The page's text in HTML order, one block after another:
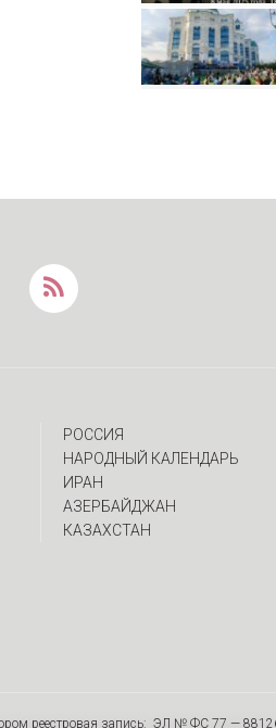
РОССИЯ
НАРОДНЫЙ КАЛЕНДАРЬ
ИРАН
АЗЕРБАЙДЖАН
КАЗАХСТАН
реестровая запись: ЭЛ № ФС 77 —